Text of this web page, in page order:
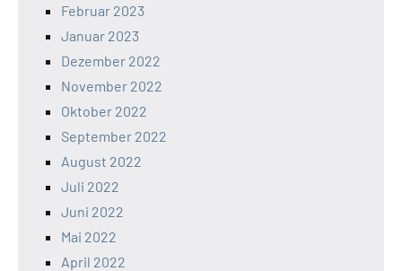
Februar 2023
Januar 2023
Dezember 2022
November 2022
Oktober 2022
September 2022
August 2022
Juli 2022
Juni 2022
Mai 2022
April 2022